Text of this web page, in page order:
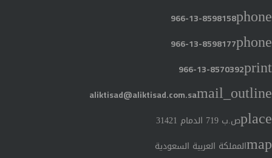
phone
966-13-8598158
phone
966-13-8598177
print
966-13-8570392
mail_outline
aliktisad@aliktisad.com.sa
placeص.ب 719 الدمام 31421
mapالمملكة العربية السعودية